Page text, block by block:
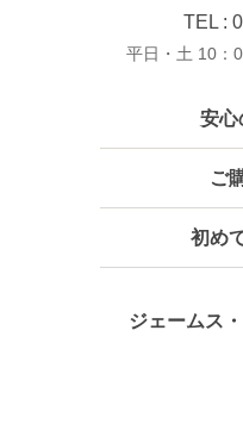
TEL :
平日・土 10：
安心
ご
初め
ジェームス